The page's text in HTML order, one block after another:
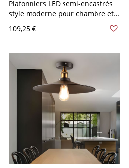
Plafonniers LED semi-encastrés
style moderne pour chambre et
salon - Gris 110 V-120 V 40,64 cm
109,25 €